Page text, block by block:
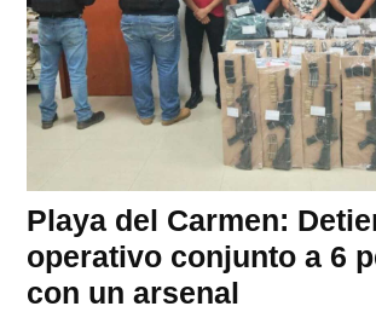
Playa del Carmen:
operativo conjunto a 6
con un arsenal